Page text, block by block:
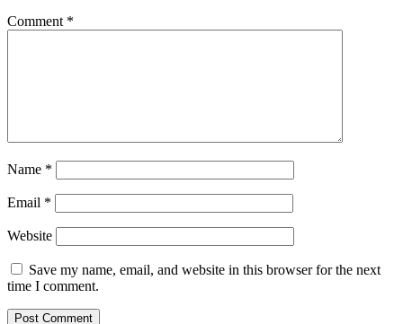
Comment *
Name *
Email *
Website
Save my name, email, and website in this browser for the next
time I comment.